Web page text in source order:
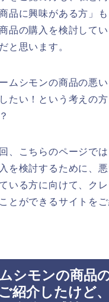
品に興味がある方」
品の購入を検討して
と思います。
ムシモンの商品の悪
たい！という考えの
、こちらのページで
を検討するために、
いる方に向けて、ク
とができるサイトを
シモンの商品
紹介したけど